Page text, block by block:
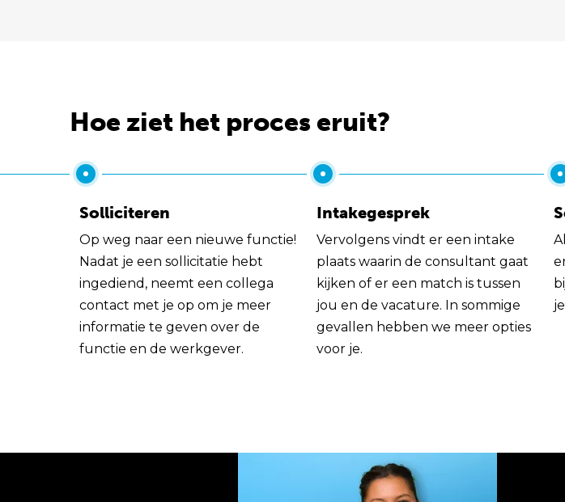
Hoe ziet het proces eruit?
Solliciteren
Op weg naar een nieuwe functie!
Nadat je een sollicitatie hebt
ingediend, neemt een collega
contact met je op om je meer
informatie te geven over de
functie en de werkgever.
Intakegesprek
Vervolgens vindt er een intake
plaats waarin de consultant gaat
kijken of er een match is tussen
jou en de vacature. In sommige
gevallen hebben we meer opties
voor je.